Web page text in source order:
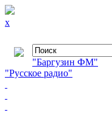
x
"Баргузин ФМ"
"Русское радио"